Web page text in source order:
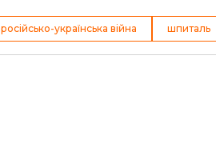
російсько-українська війна шпиталь